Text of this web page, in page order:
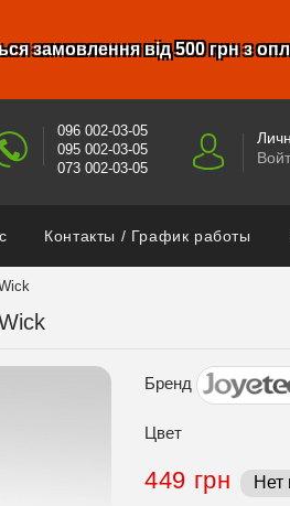
замовлення від 500 грн з
096 002-03-05
095 002-03-05
073 002-03-05
Контакты / График работы
Бренд
Цвет
449 грн Нет